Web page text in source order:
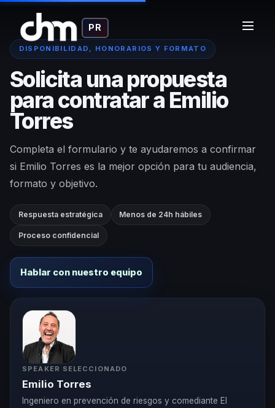
PR
DISPONIBILIDAD, HONORARIOS Y FORMATO
Solicita una propuesta
para contratar a Emilio
Torres
Completa el formulario y te ayudaremos a confirmar
si Emilio Torres es la mejor opción para tu audiencia,
formato y objetivo.
Respuesta estratégica Menos de 24h hábiles
Proceso confidencial
Hablar con nuestro equipo
SPEAKER SELECCIONADO
Emilio Torres
Ingeniero en prevención de riesgos y comediante El